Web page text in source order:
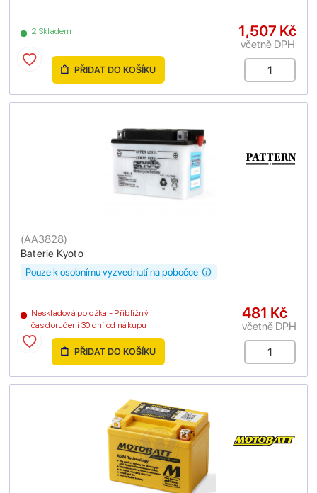
2 Skladem 1,507 Kč
včetně DPH
PŘIDAT DO KOŠÍKU
Baterie Kyoto
(AA3828)
Neskladová položka - Přibližný
čas doručení 30 dní od nákupu
Pouze k osobnímu vyzvednutí na pobočce
481 Kč
včetně DPH
PŘIDAT DO KOŠÍKU